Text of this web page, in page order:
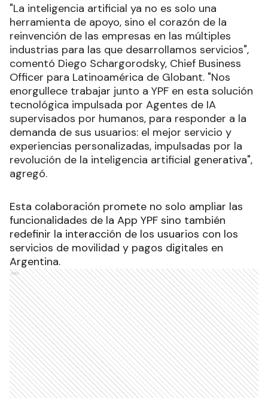
"La inteligencia artificial ya no es solo una
herramienta de apoyo, sino el corazón de la
reinvención de las empresas en las múltiples
industrias para las que desarrollamos servicios",
comentó Diego Schargorodsky, Chief Business
Officer para Latinoamérica de Globant. "Nos
enorgullece trabajar junto a YPF en esta solución
tecnológica impulsada por Agentes de IA
supervisados por humanos, para responder a la
demanda de sus usuarios: el mejor servicio y
experiencias personalizadas, impulsadas por la
revolución de la inteligencia artificial generativa",
agregó.
Esta colaboración promete no solo ampliar las
funcionalidades de la App YPF sino también
redefinir la interacción de los usuarios con los
servicios de movilidad y pagos digitales en
Argentina.
Ads